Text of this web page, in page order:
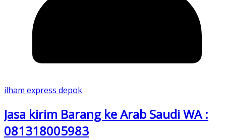
ilham express depok
Jasa kirim Barang ke Arab Saudi WA :
081318005983